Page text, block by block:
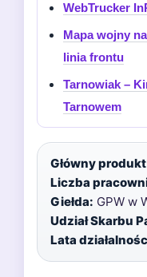
WebTrucker
Mapa wojny
linia frontu
Tarnowiak –
Tarnowem
Główny
Liczba
Giełda: GPW w
Udział Skarbu
Lata